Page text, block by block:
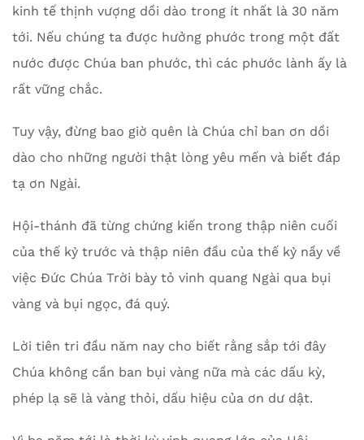
kinh tế thịnh vượng dồi dào trong ít nhất là 30 năm
tới. Nếu chúng ta được hưởng phước trong một đất
nước được Chúa ban phước, thì các phước lành ấy là
rất vững chắc.
Tuy vậy, đừng bao giờ quên là Chúa chỉ ban ơn dồi
dào cho những người thật lòng yêu mến và biết đáp
tạ ơn Ngài.
Hội-thánh đã từng chứng kiến trong thập niên cuối
của thế kỷ trước và thập niên đầu của thế kỷ nầy về
việc Đức Chúa Trời bày tỏ vinh quang Ngài qua bụi
vàng và bụi ngọc, đá quý.
Lời tiên tri đầu năm nay cho biết rằng sắp tới đây
Chúa không cần ban bụi vàng nữa mà các dấu kỳ,
phép lạ sẽ là vàng thỏi, dấu hiệu của ơn dư dật.